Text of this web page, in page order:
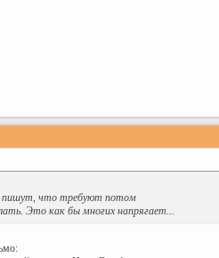
пишут, что требуют потом
Это как бы многих напрягает...